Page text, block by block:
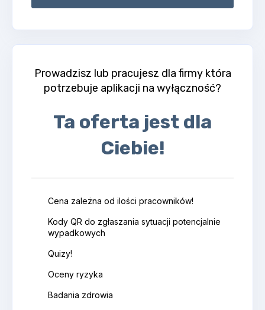
Prowadzisz lub pracujesz dla firmy która
potrzebuje aplikacji na wyłączność?
Ta oferta jest dla
Ciebie!
Cena zależna od ilości pracowników!
Kody QR do zgłaszania sytuacji potencjalnie
wypadkowych
Quizy!
Oceny ryzyka
Badania zdrowia